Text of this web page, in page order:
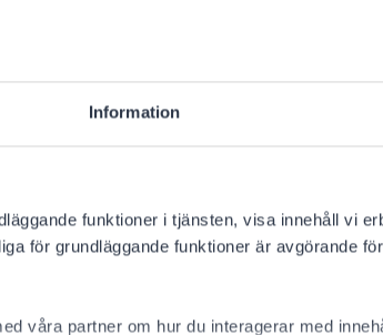
Information
funktioner i tjänsten, visa innehåll vi
för grundläggande funktioner är avgörande
våra partner om hur du interagerar med